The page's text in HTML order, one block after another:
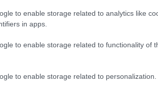
to enable storage related to analytics like
in apps.
to enable storage related to functionality of
to enable storage related to personalization.
εναλλακτικά μέσα μεταφοράς